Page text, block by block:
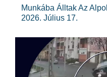
Munkába Álltak Az
2026. Július 17.